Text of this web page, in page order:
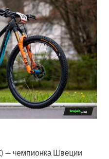
— чемпионка Швеции